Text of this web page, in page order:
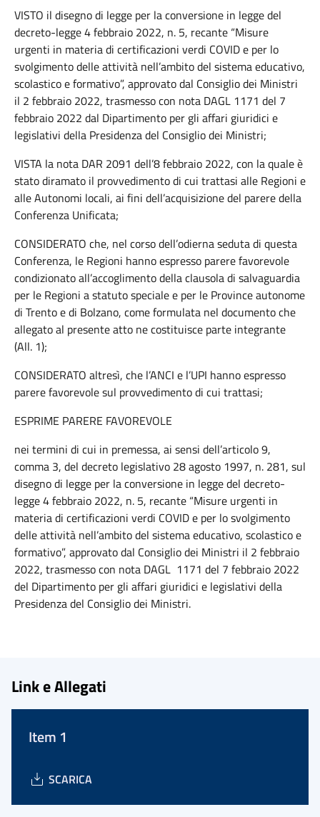
VISTO il disegno di legge per la conversione in legge del
decreto-legge 4 febbraio 2022, n. 5, recante “Misure
urgenti in materia di certificazioni verdi COVID e per lo
svolgimento delle attività nell’ambito del sistema educativo,
scolastico e formativo”, approvato dal Consiglio dei Ministri
il 2 febbraio 2022, trasmesso con nota DAGL 1171 del 7
febbraio 2022 dal Dipartimento per gli affari giuridici e
legislativi della Presidenza del Consiglio dei Ministri;
VISTA la nota DAR 2091 dell’8 febbraio 2022, con la quale è
stato diramato il provvedimento di cui trattasi alle Regioni e
alle Autonomi locali, ai fini dell’acquisizione del parere della
Conferenza Unificata;
CONSIDERATO che, nel corso dell’odierna seduta di questa
Conferenza, le Regioni hanno espresso parere favorevole
condizionato all’accoglimento della clausola di salvaguardia
per le Regioni a statuto speciale e per le Province autonome
di Trento e di Bolzano, come formulata nel documento che
allegato al presente atto ne costituisce parte integrante
(All. 1);
CONSIDERATO altresì, che l’ANCI e l’UPI hanno espresso
parere favorevole sul provvedimento di cui trattasi;
ESPRIME PARERE FAVOREVOLE
nei termini di cui in premessa, ai sensi dell’articolo 9,
comma 3, del decreto legislativo 28 agosto 1997, n. 281, sul
disegno di legge per la conversione in legge del decreto-
legge 4 febbraio 2022, n. 5, recante “Misure urgenti in
materia di certificazioni verdi COVID e per lo svolgimento
delle attività nell’ambito del sistema educativo, scolastico e
formativo”, approvato dal Consiglio dei Ministri il 2 febbraio
2022, trasmesso con nota DAGL 1171 del 7 febbraio 2022
del Dipartimento per gli affari giuridici e legislativi della
Presidenza del Consiglio dei Ministri.
Link e Allegati
Item 1
SCARICA